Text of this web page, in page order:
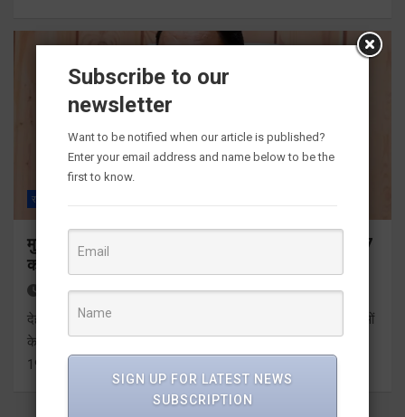
राज्य
मुख्यमंत्री ने प्रदान की विभिन्न विकास योजनाओं के लिए 1967
करोड़ की वित्तीय स्वीकृति
2 days ago Viri Gairola
देहरादून। मुख्यमंत्री पुष्कर सिंह धामी ने प्रदेश में शहरी आधारभूत सुविधाओं
के सुदृढ़ीकरण तथा जीआईएस आधारित जल-निकासी योजना के लिए कुल
1967 करोड़ की वित्तीय स्वीकृति प्रदान की है। मुख्यमंत्री…
Subscribe to our
newsletter
Want to be notified when our article is published?
Enter your email address and name below to be the
first to know.
SIGN UP FOR LATEST NEWS
SUBSCRIPTION